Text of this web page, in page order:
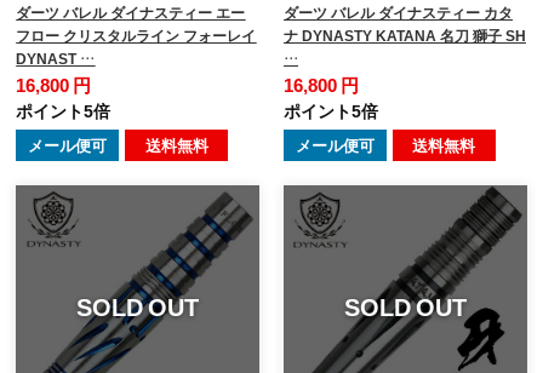
ダーツ バレル ダイナスティー エー
フロー クリスタルライン フォーレイ
DYNAST …
16,800 円
ポイント5倍
メール便可 送料無料
ダーツ バレル ダイナスティー カタ
ナ DYNASTY KATANA 名刀 獅子 SH
…
16,800 円
ポイント5倍
メール便可 送料無料
SOLD OUT SOLD OUT